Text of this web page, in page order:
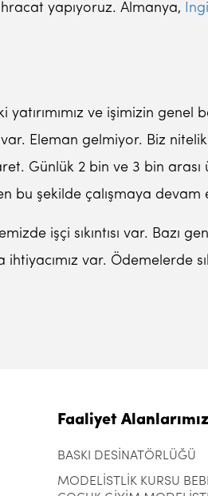
yapıyoruz. Almanya,
ve işimizin genel
Eleman gelmiyor. Biz
Günlük 2 bin ve 3 bin
bu şekilde çalışmaya
işçi sıkıntısı var. Bazı
var. Ödemelerde
Faaliyet Alanlarımız
BASKI DESİNATÖRLÜĞÜ
MODELİSTLİK KURSU